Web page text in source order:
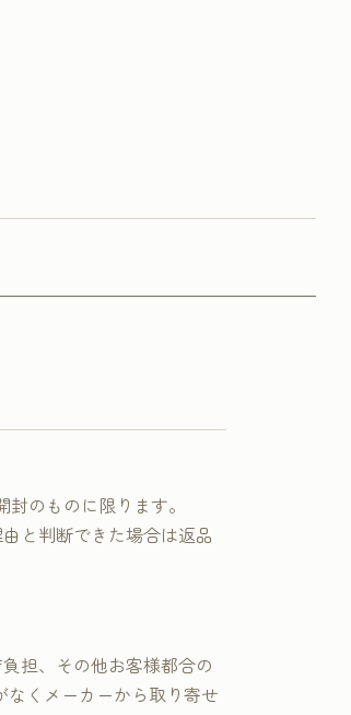
のものに限ります。
と判断できた場合は返品
担、その他お客様都合の
くメーカーから取り寄せ